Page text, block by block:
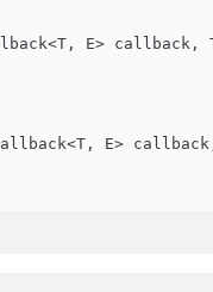
E> callback,
E>